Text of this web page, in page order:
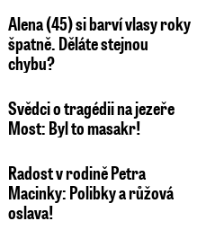
Alena (45) si barví vlasy roky
špatně. Děláte stejnou
chybu?
Svědci o tragédii na jezeře
Most: Byl to masakr!
Radost v rodině Petra
Macinky: Polibky a růžová
oslava!